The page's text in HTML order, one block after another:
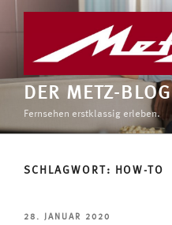
DER METZ-BLOG
Fernsehen erstklassig erleben.
SCHLAGWORT: HOW-TO
VERÖFFENTLICHT
28. JANUAR 2020